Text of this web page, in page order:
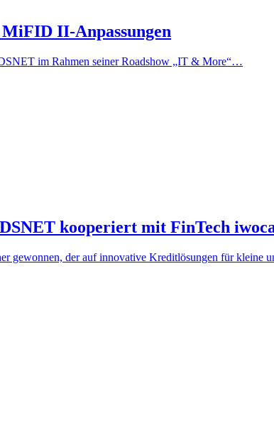
II-Anpassungen
im Rahmen seiner Roadshow „IT & More“…
kooperiert mit FinTech
gewonnen, der auf innovative Kreditlösungen für kleine